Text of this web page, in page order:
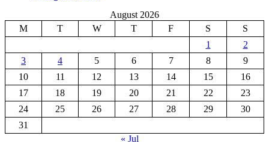
August 2026
M
T W T F S
S
1
2
3
4 5 6 7 8
9
10
11 12 13 14 15
16
17
18 19 20 21 22
23
24
25 26 27 28 29
30
31
« Jul